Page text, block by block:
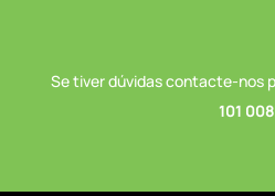
Se tiver dúvidas contacte-nos
101 008